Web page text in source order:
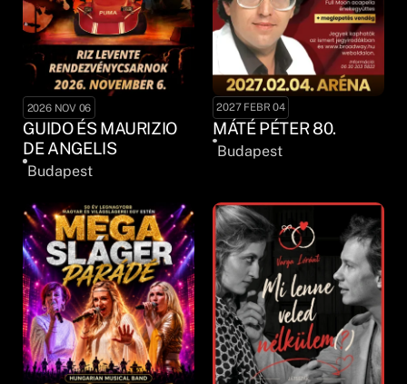
2026 NOV 06
GUIDO ÉS MAURIZIO
DE ANGELIS
Budapest
2027 FEBR 04
MÁTÉ PÉTER 80.
Budapest